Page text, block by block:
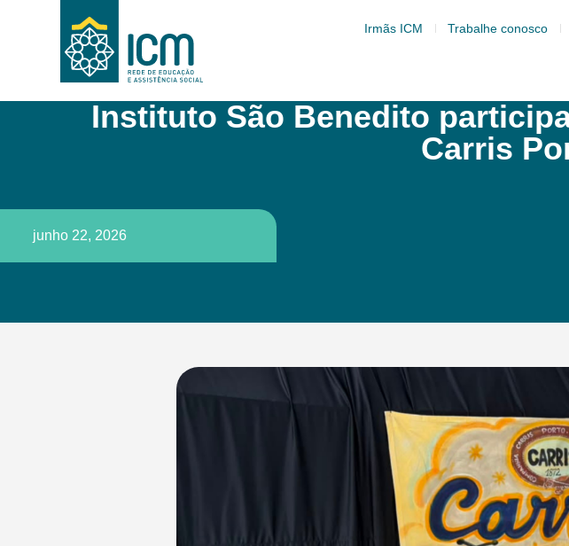
Irmãs ICM Trabalhe conosco
Instituto São Benedito
Carris
junho 22, 2026